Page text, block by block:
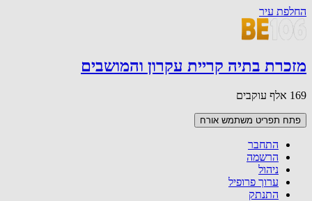
החלפת עיר
מזכרת בתיה קריית עקרון והמושבים
169 אלף עוקבים
פתח תפריט משתמש אורח
התחבר
הרשמה
ניהול
ערוך פרופיל
התנתק